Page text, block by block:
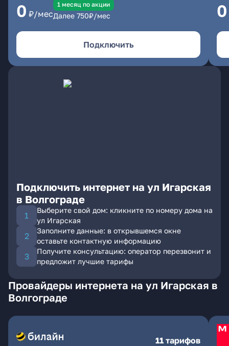
0 ₽/мес
1 месяц по акции
Далее 750₽/мес
Подключить
0
Подключить интернет на ул Игарская
в Волгограде
Выберите свой дом: кликните по номеру дома на
ул Игарская
Заполните данные: в открывшемся окне
оставьте контактную информацию
Получите консультацию: оператор перезвонит и
предложит лучшие тарифы
Провайдеры интернета на ул Игарская в
Волгограде
11 тарифов